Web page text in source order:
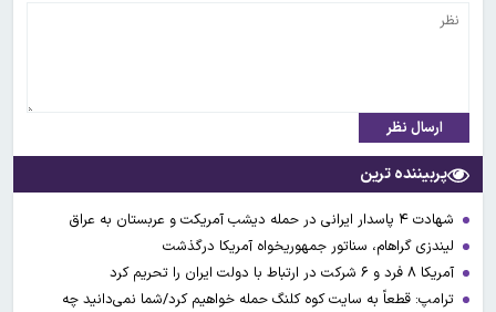
ارسال نظر
پربیننده ترین
شهادت ۴ پاسدار ایرانی در حمله دیشب آمریکت و عربستان به عراق
لیندزی گراهام، سناتور جمهوریخواه آمریکا درگذشت
آمریکا ۸ فرد و ۶ شرکت در ارتباط با دولت ایران را تحریم کرد
ترامپ: قطعاً به سایت کوه کلنگ حمله خواهیم کرد/شما نمی‌دانید چه